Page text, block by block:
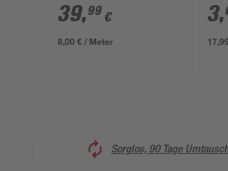
39,99 €
8,00 € / Meter
3,
Sorglos, 90 Tage